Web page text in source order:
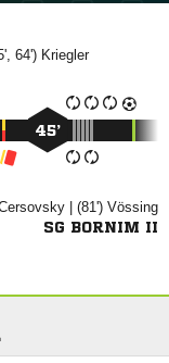
64') 
45’
| (81') 
SG BORNIM II